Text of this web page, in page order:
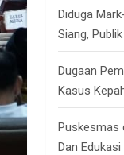
Diduga
Siang,
Dugaan
Kasus
Puskesmas
Dan